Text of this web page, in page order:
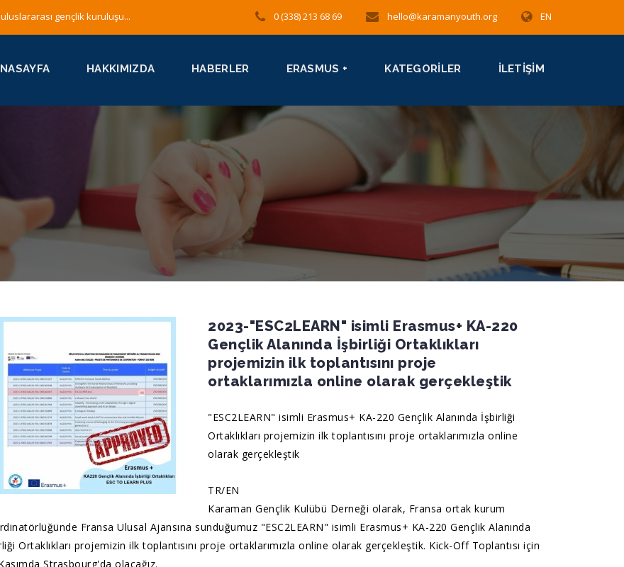
HAKKIMIZDA HABERLER ERASMUS + KATEGORILER İLETIŞIM
gençlik kuruluşu... 0 (338) 213 68 69 hello@karamanyouth.org EN
2023-"ESC2LEARN" isimli Erasmus+ KA-220
Gençlik Alanında İşbirliği Ortaklıkları
projemizin ilk toplantısını proje
ortaklarımızla online olarak gerçekleştik
"ESC2LEARN" isimli Erasmus+ KA-220 Gençlik Alanında İşbirliği
Ortaklıkları projemizin ilk toplantısını proje ortaklarımızla online
olarak gerçekleştik
TR/EN
Karaman Gençlik Kulübü Derneği olarak, Fransa ortak kurum
Fransa Ulusal Ajansına sunduğumuz "ESC2LEARN" isimli Erasmus+ KA-220 Gençlik Alanında
Ortaklıkları projemizin ilk toplantısını proje ortaklarımızla online olarak gerçekleştik. Kick-Off Toplantısı için
Strasbourg'da olacağız.